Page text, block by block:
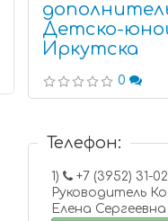
Детско-
Иркутска
0
Телефон:
1)
+7 (3952) 31-02-44
Руководитель
Елена Сергеевна